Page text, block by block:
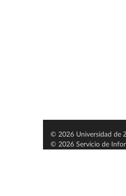
© 2026 Universidad de
© 2026 Servicio de